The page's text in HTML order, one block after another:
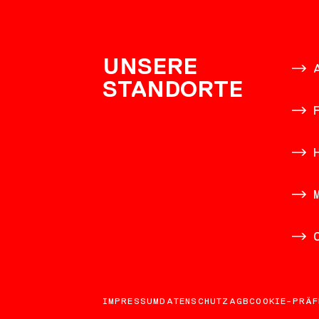
UNSERE
STANDORTE
IMPRESSUMDATENSCHUTZ AGBCOOKIE-